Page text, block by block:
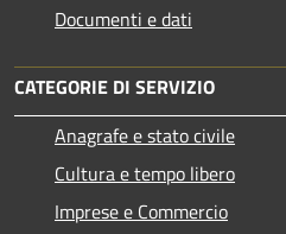
Documenti e dati
CATEGORIE DI SERVIZIO
Anagrafe e stato civile
Cultura e tempo libero
Imprese e Commercio